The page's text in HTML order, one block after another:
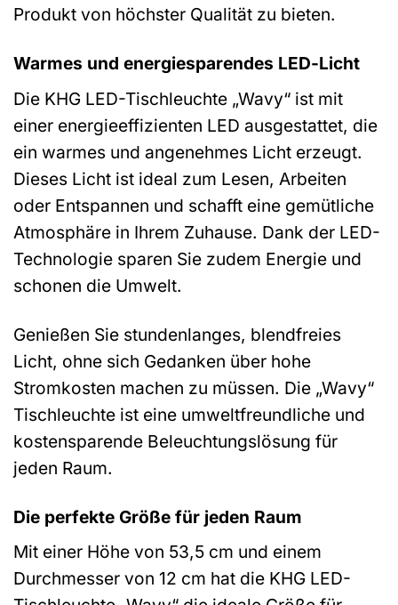
Produkt von höchster Qualität zu bieten.
Warmes und energiesparendes LED-Licht
Die KHG LED-Tischleuchte „Wavy“ ist mit
einer energieeffizienten LED ausgestattet, die
ein warmes und angenehmes Licht erzeugt.
Dieses Licht ist ideal zum Lesen, Arbeiten
oder Entspannen und schafft eine gemütliche
Atmosphäre in Ihrem Zuhause. Dank der LED-
Technologie sparen Sie zudem Energie und
schonen die Umwelt.
Genießen Sie stundenlanges, blendfreies
Licht, ohne sich Gedanken über hohe
Stromkosten machen zu müssen. Die „Wavy“
Tischleuchte ist eine umweltfreundliche und
kostensparende Beleuchtungslösung für
jeden Raum.
Die perfekte Größe für jeden Raum
Mit einer Höhe von 53,5 cm und einem
Durchmesser von 12 cm hat die KHG LED-